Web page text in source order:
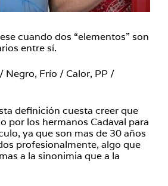
cuando dos “elementos” son
entre sí.
Negro, Frío / Calor, PP /
definición cuesta creer que
por los hermanos Cadaval para
ya que son mas de 30 años
profesionalmente, algo que
a la sinonimia que a la